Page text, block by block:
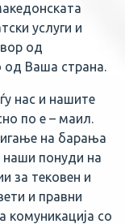
услуги и
од
од Ваша страна.
нас и нашите
по е – маил.
на барања
наши понуди на
за тековен и
и правни
комуникација со